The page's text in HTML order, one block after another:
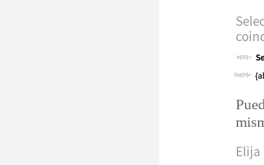
In[10]:=
Out[10]=